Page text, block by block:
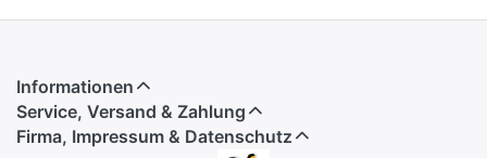
Informationen
Service, Versand & Zahlung
Firma, Impressum & Datenschutz